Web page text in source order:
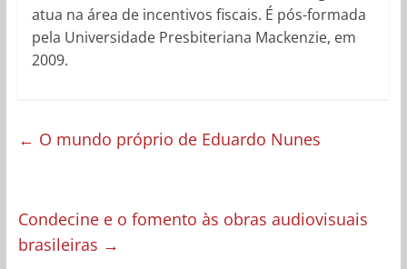
atua na área de incentivos fiscais. É pós-formada
pela Universidade Presbiteriana Mackenzie, em
2009.
← O mundo próprio de Eduardo Nunes
Condecine e o fomento às obras audiovisuais
brasileiras →